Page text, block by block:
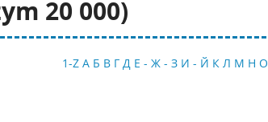
20 000)
1-Z А Б В Г Д Е - Ж - З И - Й К Л М Н О